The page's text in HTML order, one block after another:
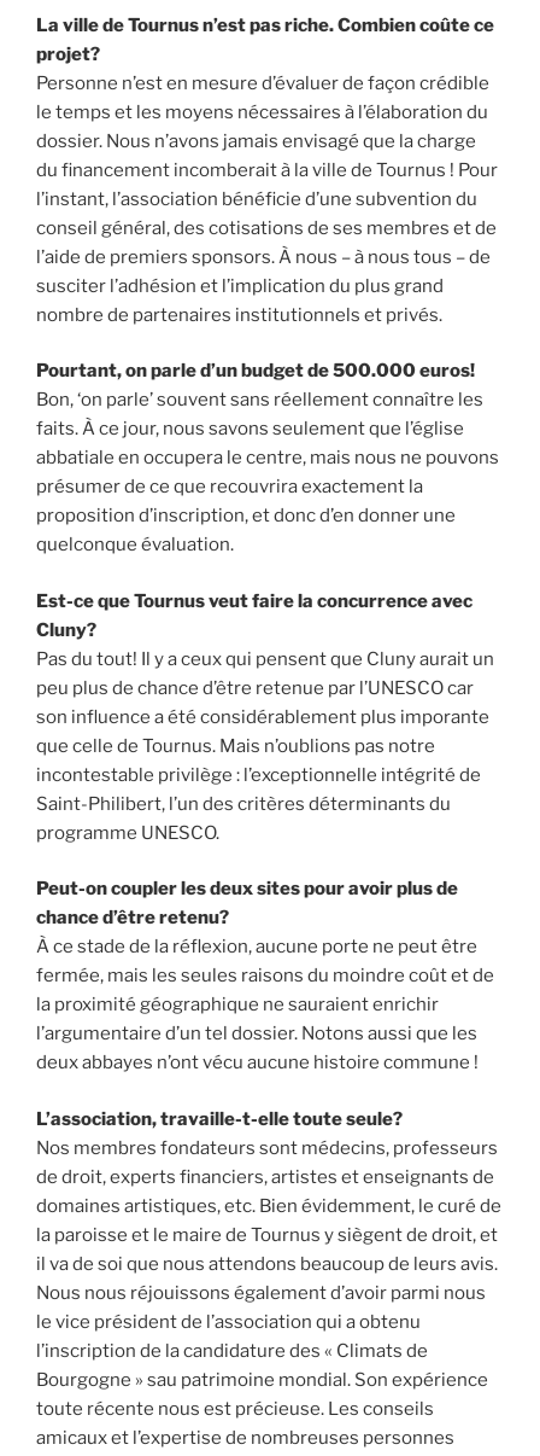
La ville de Tournus n’est pas riche. Combien coûte ce
projet?
Personne n’est en mesure d’évaluer de façon crédible
le temps et les moyens nécessaires à l’élaboration du
dossier. Nous n’avons jamais envisagé que la charge
du financement incomberait à la ville de Tournus ! Pour
l’instant, l’association bénéficie d’une subvention du
conseil général, des cotisations de ses membres et de
l’aide de premiers sponsors. À nous – à nous tous – de
susciter l’adhésion et l’implication du plus grand
nombre de partenaires institutionnels et privés.
Pourtant, on parle d’un budget de 500.000 euros!
Bon, ‘on parle’ souvent sans réellement connaître les
faits. À ce jour, nous savons seulement que l’église
abbatiale en occupera le centre, mais nous ne pouvons
présumer de ce que recouvrira exactement la
proposition d’inscription, et donc d’en donner une
quelconque évaluation.
Est-ce que Tournus veut faire la concurrence avec
Cluny?
Pas du tout! Il y a ceux qui pensent que Cluny aurait un
peu plus de chance d’être retenue par l’UNESCO car
son influence a été considérablement plus imporante
que celle de Tournus. Mais n’oublions pas notre
incontestable privilège : l’exceptionnelle intégrité de
Saint-Philibert, l’un des critères déterminants du
programme UNESCO.
Peut-on coupler les deux sites pour avoir plus de
chance d’être retenu?
À ce stade de la réflexion, aucune porte ne peut être
fermée, mais les seules raisons du moindre coût et de
la proximité géographique ne sauraient enrichir
l’argumentaire d’un tel dossier. Notons aussi que les
deux abbayes n’ont vécu aucune histoire commune !
L’association, travaille-t-elle toute seule?
Nos membres fondateurs sont médecins, professeurs
de droit, experts financiers, artistes et enseignants de
domaines artistiques, etc. Bien évidemment, le curé de
la paroisse et le maire de Tournus y siègent de droit, et
il va de soi que nous attendons beaucoup de leurs avis.
Nous nous réjouissons également d’avoir parmi nous
le vice président de l’association qui a obtenu
l’inscription de la candidature des « Climats de
Bourgogne » sau patrimoine mondial. Son expérience
toute récente nous est précieuse. Les conseils
amicaux et l’expertise de nombreuses personnes